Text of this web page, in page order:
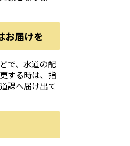
お届けを
で、水道の配
する時は、指
課へ届け出て